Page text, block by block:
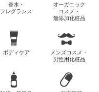
香水・
フレグランス
オーガニック
コスメ・
無添加化粧品
ボディケア
メンズコスメ・
男性用化粧品